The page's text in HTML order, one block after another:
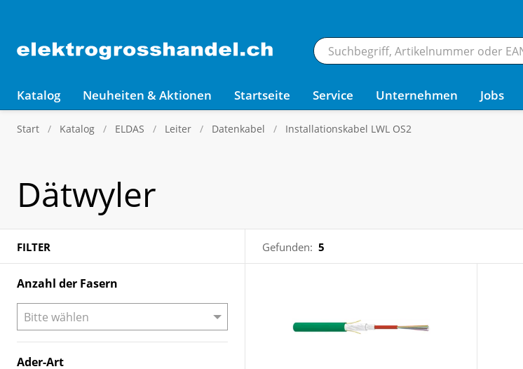
Katalog Neuheiten & Aktionen Startseite Service Unternehmen Jobs
Start Katalog ELDAS Leiter Datenkabel Installationskabel LWL OS2
Dätwyler
FILTER Gefunden: 5
Anzahl der Fasern
Ader-Art